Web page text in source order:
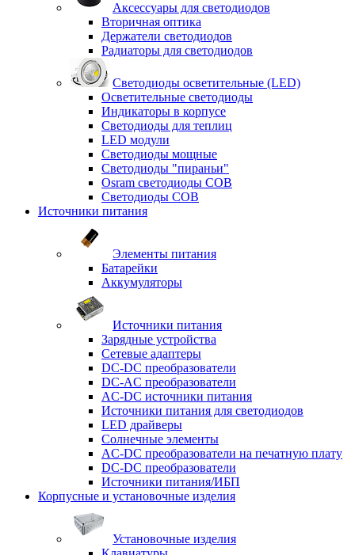
Аксессуары для светодиодов
Вторичная оптика
Держатели светодиодов
Радиаторы для светодиодов
Светодиоды осветительные (LED)
Осветительные светодиоды
Индикаторы в корпусе
Светодиоды для теплиц
LED модули
Светодиоды мощные
Светодиоды "пираньи"
Osram светодиоды COB
Светодиоды COB
Источники питания
Элементы питания
Батарейки
Аккумуляторы
Источники питания
Зарядные устройства
Сетевые адаптеры
DC-DC преобразователи
DC-AC преобразователи
AC-DC источники питания
Источники питания для светодиодов
LED драйверы
Солнечные элементы
AC-DC преобразователи на печатную плату
DC-DC преобразователи
Источники питания/ИБП
Корпусные и установочные изделия
Установочные изделия